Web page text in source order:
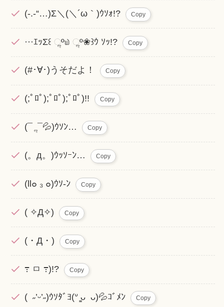
(-.-“…)Σ＼(＼´ω｀)ｳｿｫ!? Copy
···ｴｯΣ꒰ ૢº௰ ૢº❀꒱ｳ ｿｯ!? Copy
(#･∀･)うそだよ！ Copy
(;ﾟﾛﾟ);ﾟﾛﾟ);ﾟﾛﾟ)!! Copy
(¯ ૢ¯💦)ｳｿﾝ… Copy
(。‎‎д。)ｳｯｿｰﾝ… Copy
(ll๐ ₃ ๐)ｳｿ-ﾝ Copy
( ✧Д✧) Copy
(・Д・) Copy
߹ ㅁ ߹)!? Copy
( ˶’ᵕ’˶)ｳｿﾀﾞﾖ(ᐡ ̳ᴗ ᴗ)💦ｺﾞﾒﾝ Copy